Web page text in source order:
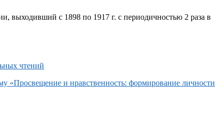
выходивший с 1898 по 1917 г. с периодичностью 2 раза в
«Просвещение и нравственность: формирование личности